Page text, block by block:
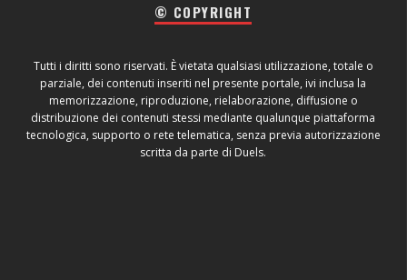
© COPYRIGHT
Tutti i diritti sono riservati. È vietata qualsiasi utilizzazione, totale o
parziale, dei contenuti inseriti nel presente portale, ivi inclusa la
memorizzazione, riproduzione, rielaborazione, diffusione o
distribuzione dei contenuti stessi mediante qualunque piattaforma
tecnologica, supporto o rete telematica, senza previa autorizzazione
scritta da parte di Duels.